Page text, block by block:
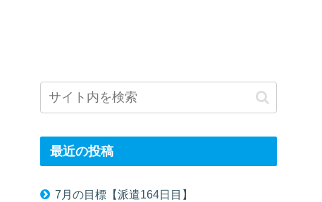
最近の投稿
7月の目標【派遣164日目】